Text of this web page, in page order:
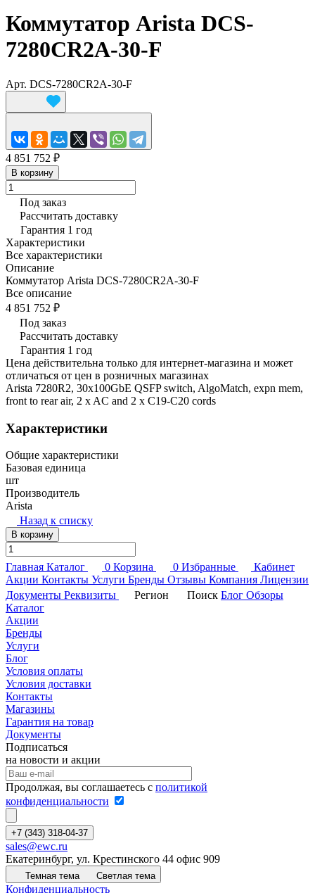
Коммутатор Arista DCS-
7280CR2A-30-F
Арт. DCS-7280CR2A-30-F
4 851 752 ₽
В корзину
Под заказ
Рассчитать доставку
Гарантия 1 год
Характеристики
Все характеристики
Описание
Коммутатор Arista DCS-7280CR2A-30-F
Все описание
4 851 752 ₽
Под заказ
Рассчитать доставку
Гарантия 1 год
Цена действительна только для интернет-магазина и может
отличаться от цен в розничных магазинах
Arista 7280R2, 30x100GbE QSFP switch, AlgoMatch, expn mem,
front to rear air, 2 x AC and 2 x C19-C20 cords
Характеристики
Общие характеристики
Базовая единица
шт
Производитель
Arista
Назад к списку
В корзину
Главная Каталог 0 Корзина 0 Избранные
Кабинет
Акции Контакты Услуги Бренды Отзывы Компания Лицензии
Документы Реквизиты Регион Поиск Блог Обзоры
Каталог
Акции
Бренды
Услуги
Блог
Условия оплаты
Условия доставки
Контакты
Магазины
Гарантия на товар
Документы
Подписаться
на новости и акции
Продолжая, вы соглашаетесь с политикой
конфиденциальности
+7 (343) 318-04-37
sales@ewc.ru
Екатеринбург, ул. Крестинского 44 офис 909
Темная тема Светлая тема
Конфиденциальность